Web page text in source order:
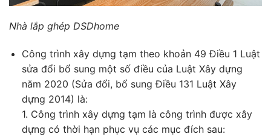
Nhà lắp ghép DSDhome
Công trình xây dựng tạm theo khoản 49 Điều 1 Luật
sửa đổi bổ sung một số điều của Luật Xây dựng
năm 2020 (Sửa đổi, bổ sung Điều 131 Luật Xây
dựng 2014) là:
1. Công trình xây dựng tạm là công trình được xây
dựng có thời hạn phục vụ các mục đích sau: